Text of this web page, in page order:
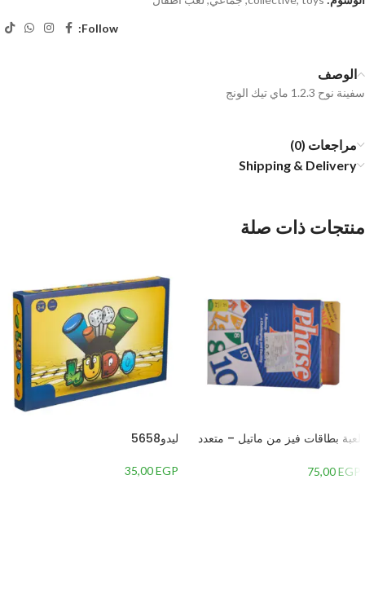
Follow:
الوصف
سفينة نوح 1.2.3 ماي تيك الونج
مراجعات (0)
Shipping & Delivery
منتجات ذات صلة
لعبة بطاقات فيز من ماتيل – متعدد
75,00EGP
ليدو5658
35,00EGP